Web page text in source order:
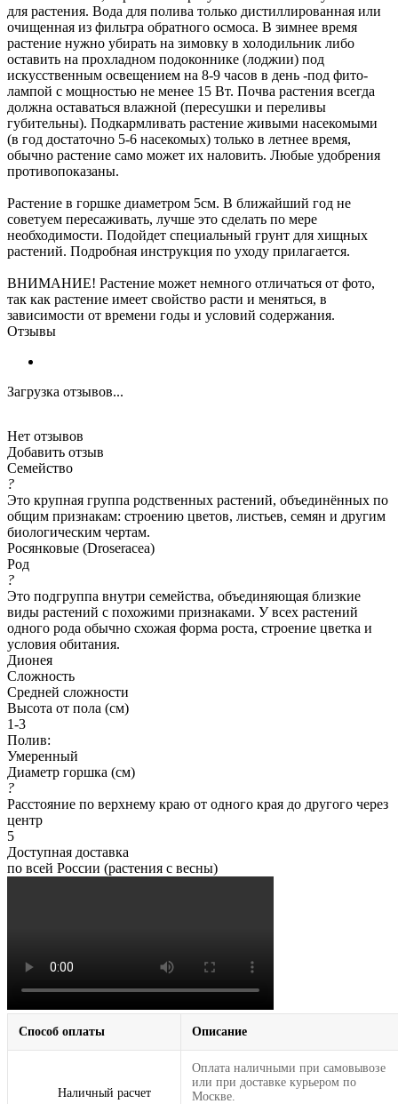
для растения. Вода для полива только дистиллированная или
очищенная из фильтра обратного осмоса. В зимнее время
растение нужно убирать на зимовку в холодильник либо
оставить на прохладном подоконнике (лоджии) под
искусственным освещением на 8-9 часов в день -под фито-
лампой с мощностью не менее 15 Вт. Почва растения всегда
должна оставаться влажной (пересушки и переливы
губительны). Подкармливать растение живыми насекомыми
(в год достаточно 5-6 насекомых) только в летнее время,
обычно растение само может их наловить. Любые удобрения
противопоказаны.
Растение в горшке диаметром 5см. В ближайший год не
советуем пересаживать, лучше это сделать по мере
необходимости. Подойдет специальный грунт для хищных
растений. Подробная инструкция по уходу прилагается.
ВНИМАНИЕ! Растение может немного отличаться от фото,
так как растение имеет свойство расти и меняться, в
зависимости от времени годы и условий содержания.
Отзывы
Загрузка отзывов...
Нет отзывов
Добавить отзыв
Семейство
?
Это крупная группа родственных растений, объединённых по
общим признакам: строению цветов, листьев, семян и другим
биологическим чертам.
Росянковые (Droseracea)
Род
?
Это подгруппа внутри семейства, объединяющая близкие
виды растений с похожими признаками. У всех растений
одного рода обычно схожая форма роста, строение цветка и
условия обитания.
Дионея
Сложность
Средней сложности
Высота от пола (см)
1-3
Полив:
Умеренный
Диаметр горшка (см)
?
Расстояние по верхнему краю от одного края до другого через
центр
5
Доступная доставка
по всей России (растения с весны)
Способ оплаты Описание
Наличный расчет
Оплата наличными при самовывозе
или при доставке курьером по
Москве.